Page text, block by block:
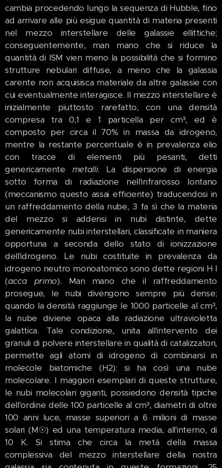
cambia procedendo lungo la sequenza di Hubble, fino
ad arrivare alle più esigue quantità di materia presenti
nel mezzo interstellare delle galassie ellittiche;
conseguentemente, man mano che si riduce la
quantità di ISM vien meno la possibilità che si formino
strutture nebulari diffuse, a meno che la galassia
carente non acquisisca materiale da altre galassie con
cui eventualmente interagisce. Il mezzo interstellare è
inizialmente piuttosto rarefatto, con una densità
compresa tra 0,1 e 1 particella per cm³, ed è
composto per circa il 70% in massa da idrogeno,
mentre la restante percentuale è in prevalenza elio
con tracce di elementi più pesanti, detti
genericamente metalli. La dispersione di energia
sotto forma di radiazione nell'infrarosso lontano
(meccanismo questo assai efficiente) traducendosi in
un raffreddamento della nube, 3 fa sì che la materia
del mezzo si addensi in nubi distinte, dette
genericamente nubi interstellari, classificate in maniera
opportuna a seconda dello stato di ionizzazione
dell'idrogeno. Le nubi costituite in prevalenza da
idrogeno neutro monoatomico sono dette regioni H I
(acca primo). Man mano che il raffreddamento
prosegue, le nubi divengono sempre più dense;
quando la densità raggiunge le 1000 particelle al cm³,
la nube diviene opaca alla radiazione ultravioletta
galattica. Tale condizione, unita all'intervento dei
granuli di polvere interstellare in qualità di catalizzatori,
permette agli atomi di idrogeno di combinarsi in
molecole biatomiche (H2): si ha così una nube
molecolare. I maggiori esemplari di queste strutture,
le nubi molecolari giganti, possiedono densità tipiche
dell'ordine delle 100 particelle al cm³, diametri di oltre
100 anni luce, masse superiori a 6 milioni di masse
solari (M☉) ed una temperatura media, all'interno, di
10 K. Si stima che circa la metà della massa
complessiva del mezzo interstellare della nostra